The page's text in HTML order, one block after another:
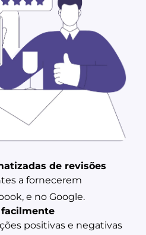
de revisões
a fornecerem
e no Google.
facilmente
positivas e negativas